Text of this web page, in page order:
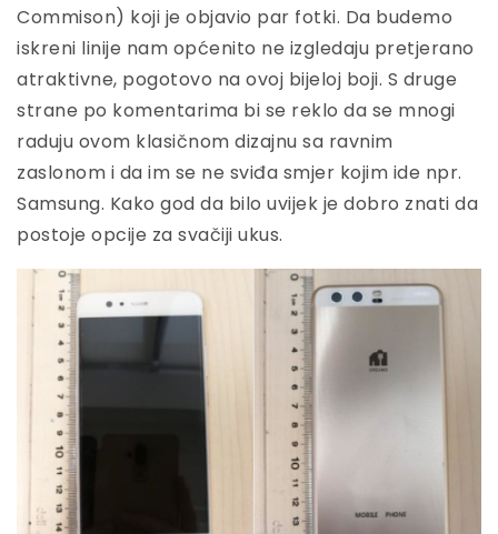
Commison) koji je objavio par fotki. Da budemo
iskreni linije nam općenito ne izgledaju pretjerano
atraktivne, pogotovo na ovoj bijeloj boji. S druge
strane po komentarima bi se reklo da se mnogi
raduju ovom klasičnom dizajnu sa ravnim
zaslonom i da im se ne sviđa smjer kojim ide npr.
Samsung. Kako god da bilo uvijek je dobro znati da
postoje opcije za svačiji ukus.